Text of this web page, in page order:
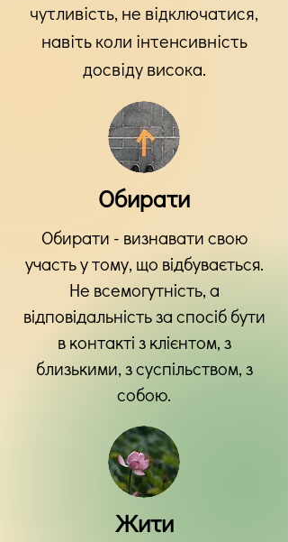
чутливість, не відключатися,
навіть коли інтенсивність
досвіду висока.
Обирати
Обирати - визнавати свою
участь у тому, що відбувається.
Не всемогутність, а
відповідальність за спосіб бути
в контакті з клієнтом, з
близькими, з суспільством, з
собою.
Жити